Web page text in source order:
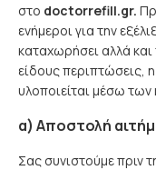
στο doctorrefill.gr.
ενήμεροι για την
καταχωρήσει αλλά
είδους περιπτώσεις,
υλοποιείται μέσω
α) Αποστολή
Σας συνιστούμε πριν